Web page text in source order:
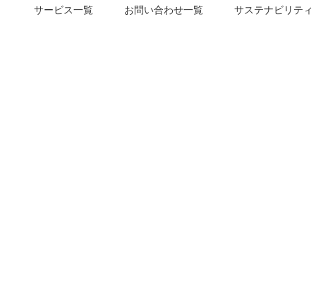
サービス一覧 お問い合わせ一覧 サステナビリティ